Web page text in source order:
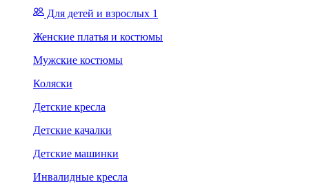
Для детей и взрослых 1
Женские платья и костюмы
Мужские костюмы
Коляски
Детские кресла
Детские качалки
Детские машинки
Инвалидные кресла